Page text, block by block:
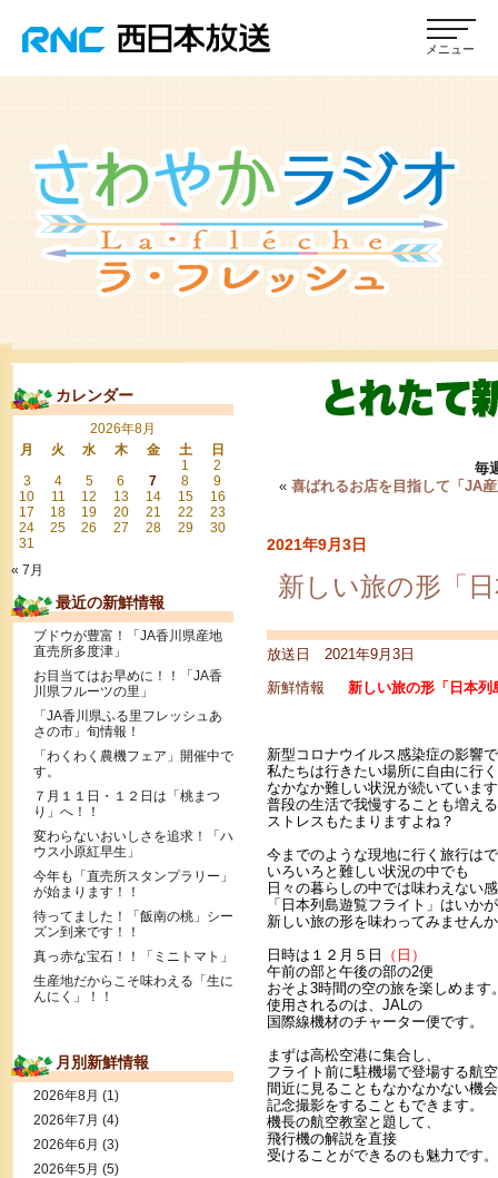
毎
« 喜ばれるお店を目指して「JA
2021年9月3日
新しい旅の形「
放送日 2021年9月3日
新鮮情報
新しい旅の形「日本列
新型コロナウイルス感染症の影響で
私たちは行きたい場所に自由に行
なかなか難しい状況が続いていま
普段の生活で我慢することも増え
ストレスもたまりますよね？
今までのような現地に行く旅行は
いろいろと難しい状況の中でも
日々の暮らしの中では味わえない
「日本列島遊覧フライト」はいか
新しい旅の形を味わってみません
日時は１２月５日
（日）
午前の部と午後の部の2便
おそよ3時間の空の旅を楽しめます
使用されるのは、JALの
国際線機材のチャーター便です。
まずは高松空港に集合し、
フライト前に駐機場で登場する航
間近に見ることもなかなかない機
記念撮影をすることもできます。
機長の航空教室と題して、
飛行機の解説を直接
受けることができるのも魅力です。
カレンダー
2026年8月
月
火 水 木 金 土
日
1
2
3
4 5 6 7 8
9
10
11 12 13 14 15
16
17
18 19 20 21 22
23
24
25 26 27 28 29
30
31
« 7月
最近の新鮮情報
ブドウが豊富！「JA香川県産地
直売所多度津」
お目当てはお早めに！！「JA香
川県フルーツの里」
「JA香川県ふる里フレッシュあ
さの市」旬情報！
「わくわく農機フェア」開催中で
す。
７月１１日・１２日は「桃まつ
り」へ！！
変わらないおいしさを追求！「ハ
ウス小原紅早生」
今年も「直売所スタンプラリー」
が始まります！！
待ってました！「飯南の桃」シー
ズン到来です！！
真っ赤な宝石！！「ミニトマト」
生産地だからこそ味わえる「生に
んにく」！！
月別新鮮情報
2026年8月 (1)
2026年7月 (4)
2026年6月 (3)
2026年5月 (5)